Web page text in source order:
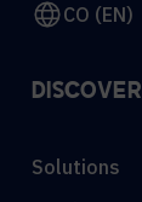
CO (EN)
DISCOVER
Solutions